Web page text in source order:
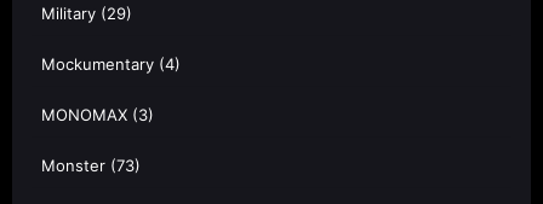
Military (29)
Mockumentary (4)
MONOMAX (3)
Monster (73)